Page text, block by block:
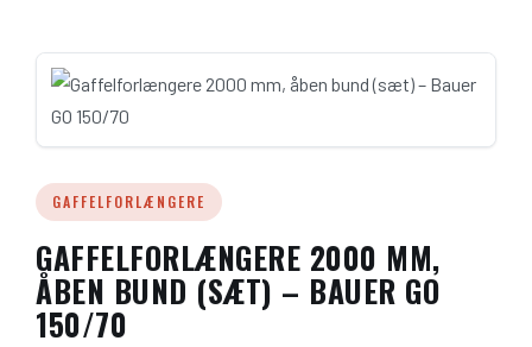
Byttepris – sælg din maskine
Leasingberegner
GAFFELFORLÆNGERE
GAFFELFORLÆNGERE 2000 MM,
ÅBEN BUND (SÆT) – BAUER GO
150/70